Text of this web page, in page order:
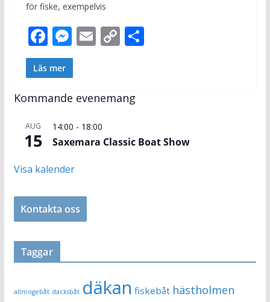
för fiske, exempelvis
F
ac
e
b
o
k
M
e
ss
e
g
er
E
l
C
y
Li
n
k
D
Läs mer
Kommande evenemang
AUG
15
14:00 - 18:00
Saxemara Classic Boat Show
Visa kalender
Kontakta oss
Taggar
allmogebåt däcksbåt däkan fiskebåt hästholmen